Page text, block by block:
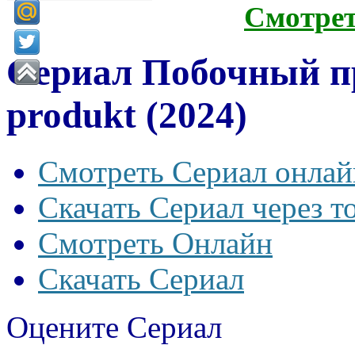
Сериал Побочный
produkt (2024)
Смотреть Сериал
Скачать Сериал через
Смотреть Онлайн
Скачать Сериал
Оцените Сериал